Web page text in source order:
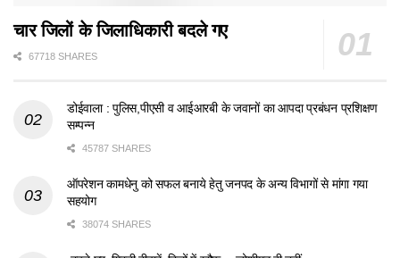
चार जिलों के जिलाधिकारी बदले गए
67718 SHARES
डोईवाला : पुलिस,पीएसी व आईआरबी के जवानों का आपदा प्रबंधन प्रशिक्षण
सम्पन्न
45787 SHARES
ऑपरेशन कामधेनु को सफल बनाये हेतु जनपद के अन्य विभागों से मांगा गया
सहयोग
38074 SHARES